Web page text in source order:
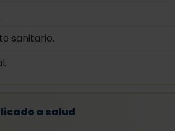
sanitario.
a salud